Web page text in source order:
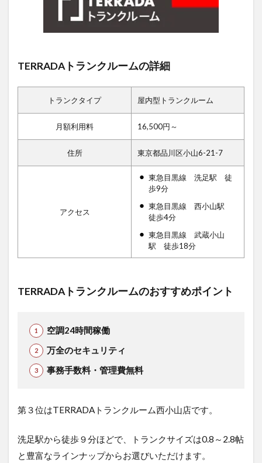
TERRADAトランクルームの詳細
トランクタイプ 屋内型トランクルーム
月額利用料 16,500円～
住所 東京都品川区小山6-21-7
アクセス
東急目黒線 洗足駅 徒
歩9分
東急目黒線 西小山駅
徒歩4分
東急目黒線 武蔵小山
駅 徒歩18分
TERRADAトランクルームのおすすめポイント
空調24時間稼働
万全のセキュリティ
事務手数料・管理費無料
第３位はTERRADAトランクルーム西小山店です。
洗足駅から徒歩９分ほどで、トランクサイズは0.8～2.8帖
と豊富なラインナップからお選びいただけます。